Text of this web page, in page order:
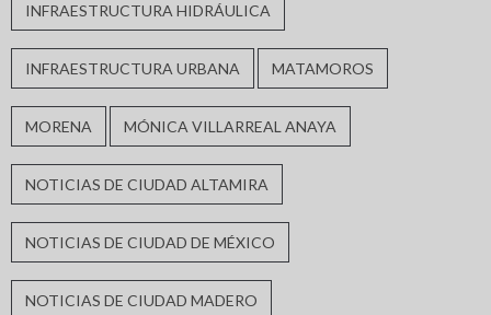
INFRAESTRUCTURA HIDRÁULICA
INFRAESTRUCTURA URBANA MATAMOROS
MORENA MÓNICA VILLARREAL ANAYA
NOTICIAS DE CIUDAD ALTAMIRA
NOTICIAS DE CIUDAD DE MÉXICO
NOTICIAS DE CIUDAD MADERO